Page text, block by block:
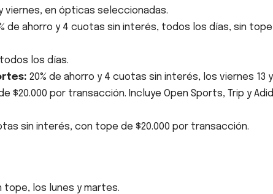
viernes, en ópticas seleccionadas.
de ahorro y 4 cuotas sin interés, todos los días, sin
los días.
20% de ahorro y 4 cuotas sin interés, los viernes 13
$20.000 por transacción. Incluye Open Sports, Trip y
sin interés, con tope de $20.000 por transacción.
tope, los lunes y martes.